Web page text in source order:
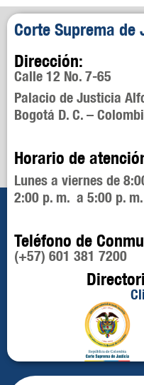
Corte Suprema de
Dirección:
Calle 12 No. 7-65
Palacio de Justicia
Bogotá D. C. –
Horario de
Lunes a viernes de
2:00 p. m. a 5:00 p. m.
Teléfono de
(+57) 601 381 7200